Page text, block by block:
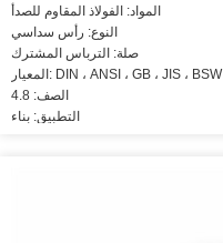
المواد: الفولاذ المقاوم للصدأ
النوع: رأس سداسي
صلة: الترباس المشترك
المعيار: DIN ، ANSI ، GB ، JIS ، BSW
الصف: 4.8
التطبيق: بناء